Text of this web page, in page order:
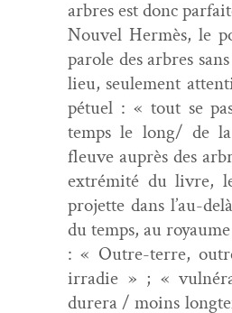
arbres est donc
Nou­v­el Her­mès, le
parole des arbres
lieu, seule­ment
pétuel : « tout se
temps le long/ de
fleuve auprès des
extrémité du livre,
pro­jette dans l’au-
du temps, au
: « Out­re-terre,
irradie » ; «
dur­era / moins